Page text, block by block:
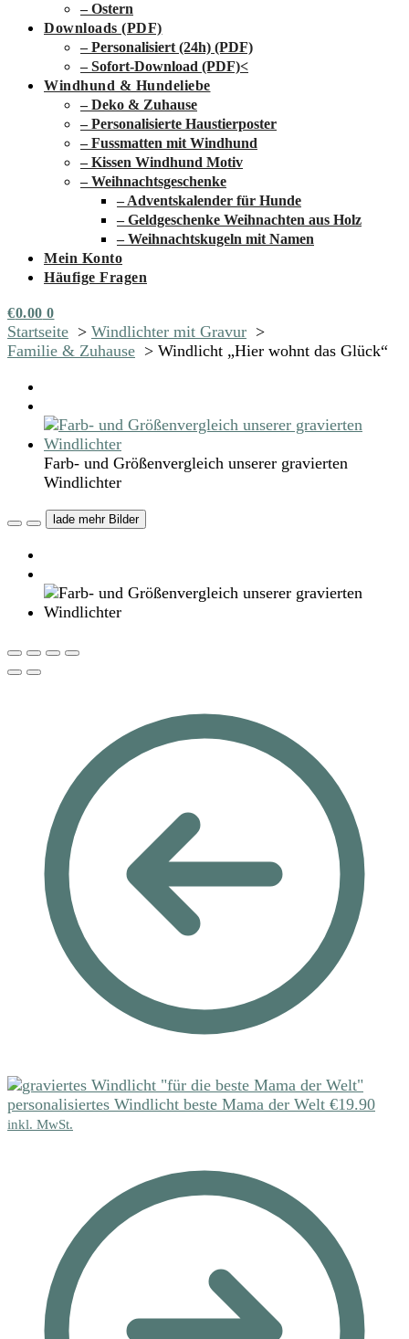
– Ostern
Downloads (PDF)
– Personalisiert (24h) (PDF)
– Sofort-Download (PDF)<
Windhund & Hundeliebe
– Deko & Zuhause
– Personalisierte Haustierposter
– Fussmatten mit Windhund
– Kissen Windhund Motiv
– Weihnachtsgeschenke
– Adventskalender für Hunde
– Geldgeschenke Weihnachten aus Holz
– Weihnachtskugeln mit Namen
Mein Konto
Häufige Fragen
€0.00 0
Startseite
Windlichter mit Gravur
Familie & Zuhause
Windlicht „Hier wohnt das Glück“
Farb- und Größenvergleich unserer gravierten
Windlichter
lade mehr Bilder
personalisiertes Windlicht beste Mama der Welt €19.90
inkl. MwSt.